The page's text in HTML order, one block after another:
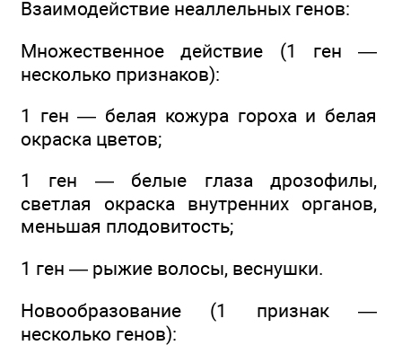
Взаимодействие неаллельных генов:
Множественное действие (1 ген —
несколько признаков):
1 ген — белая кожура гороха и белая
окраска цветов;
1 ген — белые глаза дрозофилы,
светлая окраска внутренних органов,
меньшая плодовитость;
1 ген — рыжие волосы, веснушки.
Новообразование (1 признак —
несколько генов):